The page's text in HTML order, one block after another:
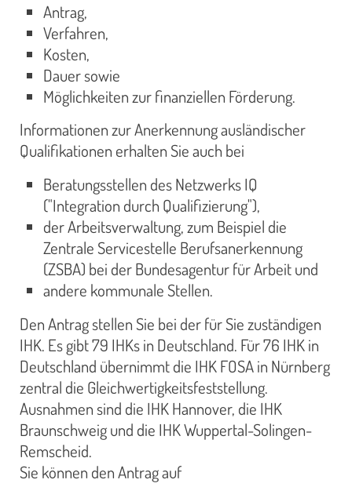
Antrag,
Verfahren,
Kosten,
Dauer sowie
Möglichkeiten zur finanziellen Förderung.
Informationen zur Anerkennung ausländischer
Qualifikationen erhalten Sie auch bei
Beratungsstellen des Netzwerks IQ
("Integration durch Qualifizierung"),
der Arbeitsverwaltung, zum Beispiel die
Zentrale Servicestelle Berufsanerkennung
(ZSBA) bei der Bundesagentur für Arbeit und
andere kommunale Stellen.
Den Antrag stellen Sie bei der für Sie zuständigen
IHK. Es gibt 79 IHKs in Deutschland. Für 76 IHK in
Deutschland übernimmt die IHK FOSA in Nürnberg
zentral die Gleichwertigkeitsfeststellung.
Ausnahmen sind die IHK Hannover, die IHK
Braunschweig und die IHK Wuppertal-Solingen-
Remscheid.
Sie können den Antrag auf